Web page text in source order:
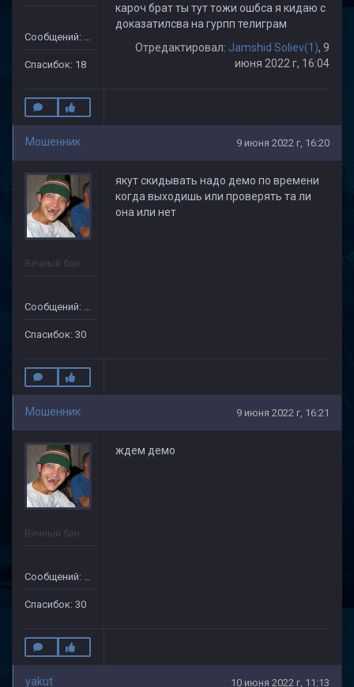
Сообщений: 505
Спасибок: 18
кароч брат ты тут тожи ошбса я кидаю с
доказатилсва на гурпп телиграм
Отредактировал: Jamshid Soliev(1), 9
июня 2022 г, 16:04
Мошенник 9 июня 2022 г, 16:20
Вечный бан
Сообщений: 133
Спасибок: 30
якут скидывать надо демо по времени
когда выходишь или проверять та ли
она или нет
Мошенник 9 июня 2022 г, 16:21
Вечный бан
Сообщений: 133
Спасибок: 30
ждем демо
yakut 10 июня 2022 г, 11:13